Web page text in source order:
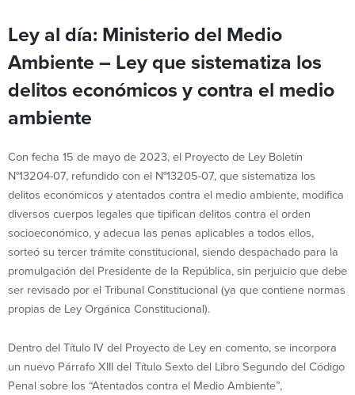
Ley al día: Ministerio del Medio
Ambiente – Ley que sistematiza los
delitos económicos y contra el medio
ambiente
Con fecha 15 de mayo de 2023, el Proyecto de Ley Boletín
N°13204-07, refundido con el N°13205-07, que sistematiza los
delitos económicos y atentados contra el medio ambiente, modifica
diversos cuerpos legales que tipifican delitos contra el orden
socioeconómico, y adecua las penas aplicables a todos ellos,
sorteó su tercer trámite constitucional, siendo despachado para la
promulgación del Presidente de la República, sin perjuicio que debe
ser revisado por el Tribunal Constitucional (ya que contiene normas
propias de Ley Orgánica Constitucional).
Dentro del Título IV del Proyecto de Ley en comento, se incorpora
un nuevo Párrafo XIII del Título Sexto del Libro Segundo del Código
Penal sobre los “Atentados contra el Medio Ambiente”,